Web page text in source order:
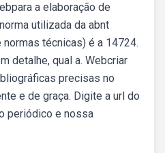
a elaboração de
utilizada da abnt
técnicas) é a 14724.
detalhe, qual a. Webcriar
precisas no
e de graça. Digite a url do
periódico e nossa